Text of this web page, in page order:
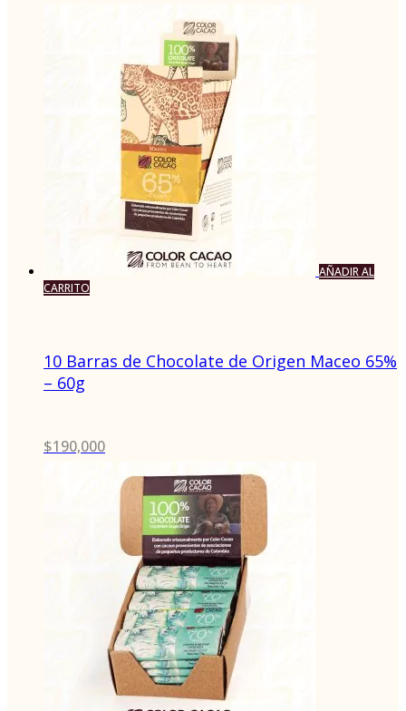
AÑADIR AL
CARRITO
10 Barras de Chocolate de Origen Maceo 65%
– 60g
$190,000